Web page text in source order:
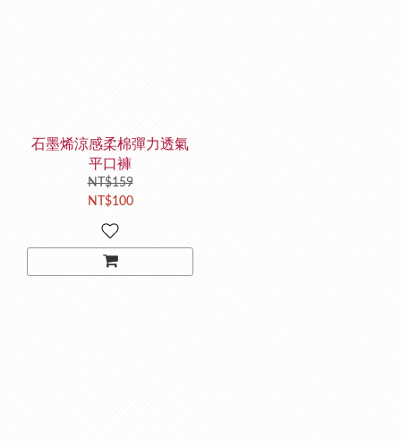
石墨烯涼感柔棉彈力透氣
平口褲
NT$159
NT$100